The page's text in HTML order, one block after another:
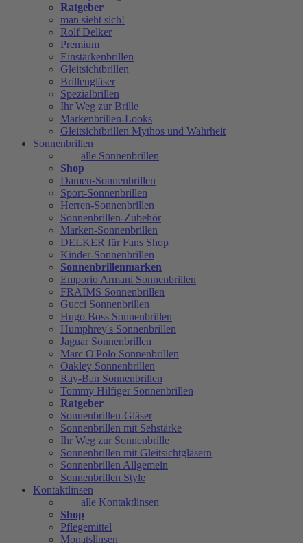
Ratgeber
man sieht sich!
Rolf Delker
Premium
Einstärkenbrillen
Gleitsichtbrillen
Brillengläser
Spezialbrillen
Ihr Weg zur Brille
Markenbrillen-Looks
Gleitsichtbrillen Mythos und Wahrheit
Sonnenbrillen
alle Sonnenbrillen
Shop
Damen-Sonnenbrillen
Sport-Sonnenbrillen
Herren-Sonnenbrillen
Sonnenbrillen-Zubehör
Marken-Sonnenbrillen
DELKER für Fans Shop
Kinder-Sonnenbrillen
Sonnenbrillenmarken
Emporio Armani Sonnenbrillen
FRAIMS Sonnenbrillen
Gucci Sonnenbrillen
Hugo Boss Sonnenbrillen
Humphrey's Sonnenbrillen
Jaguar Sonnenbrillen
Marc O'Polo Sonnenbrillen
Oakley Sonnenbrillen
Ray-Ban Sonnenbrillen
Tommy Hilfiger Sonnenbrillen
Ratgeber
Sonnenbrillen-Gläser
Sonnenbrillen mit Sehstärke
Ihr Weg zur Sonnenbrille
Sonnenbrillen mit Gleitsichtgläsern
Sonnenbrillen Allgemein
Sonnenbrillen Style
Kontaktlinsen
alle Kontaktlinsen
Shop
Pflegemittel
Monatslinsen